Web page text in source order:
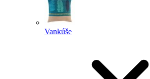
Vankúše